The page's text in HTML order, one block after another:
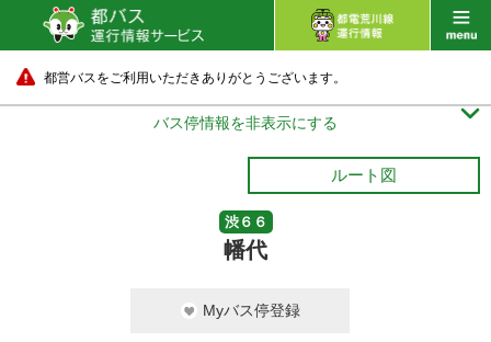
都営バスをご利用いただきありがとうございます。
バス停情報を非表示にする 
ルート図
渋６６
幡代
Myバス停登録